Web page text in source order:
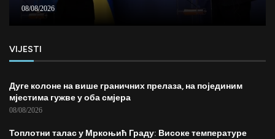
08/08/2026
VIJESTI
Дуге колоне на више граничних прелаза, на појединим
мјестима гужве у оба смјера
08/08/2026
Топлотни талас у Мркоњић Граду: Високе температуре